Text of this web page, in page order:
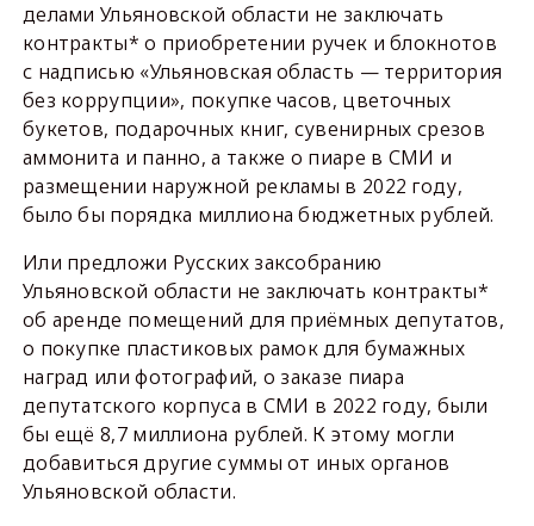
делами Ульяновской области не заключать
контракты* о приобретении ручек и блокнотов
с надписью «Ульяновская область — территория
без коррупции», покупке часов, цветочных
букетов, подарочных книг, сувенирных срезов
аммонита и панно, а также о пиаре в СМИ и
размещении наружной рекламы в 2022 году,
было бы порядка миллиона бюджетных рублей.
Или предложи Русских заксобранию
Ульяновской области не заключать контракты*
об аренде помещений для приёмных депутатов,
о покупке пластиковых рамок для бумажных
наград или фотографий, о заказе пиара
депутатского корпуса в СМИ в 2022 году, были
бы ещё 8,7 миллиона рублей. К этому могли
добавиться другие суммы от иных органов
Ульяновской области.